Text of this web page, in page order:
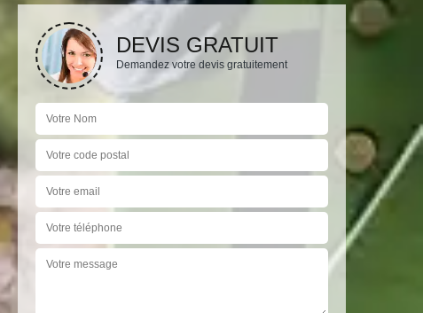
DEVIS GRATUIT
Demandez votre devis gratuitement